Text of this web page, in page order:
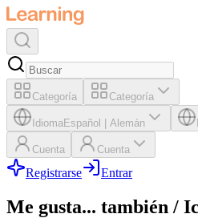
Categoría Categoría
IdiomaEspañol Alemán
Cuenta Cuenta
Registrarse Entrar
Me gusta... también /